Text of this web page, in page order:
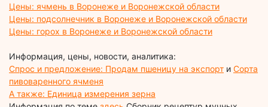
Цены: ячмень в Воронеже и Воронежской области
Цены: подсолнечник в Воронеже и Воронежской области
Цены: горох в Воронеже и Воронежской области
Информация, цены, новости, аналитика:
Спрос и предложение: Продам пшеницу на экспорт и Сорта
пивоваренного ячменя
А также: Единица измерения зерна